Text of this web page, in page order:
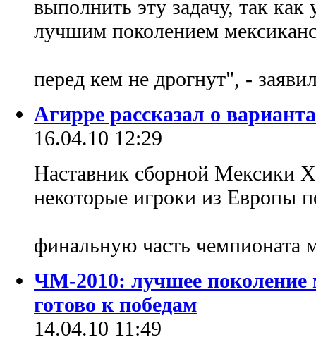
выполнить эту задачу, так как
лучшим поколением
перед кем не дрогнут", -
Агирре рассказал о
16.04.10 12:29
Наставник сборной Мексики
некоторые игроки из Европы
финальную часть чемпионата
ЧМ-2010: лучшее поколение
готово к победам
14.04.10 11:49